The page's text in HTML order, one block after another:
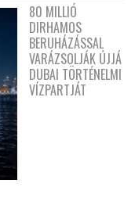
80 MILLIÓ
DIRHAMOS
BERUHÁZÁSSAL
VARÁZSOLJÁK ÚJJÁ
DUBAI TÖRTÉNELMI
VÍZPARTJÁT